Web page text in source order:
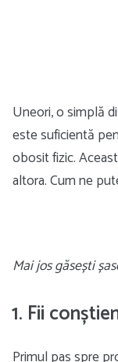
Uneori, o simplă
este suficientă
obosit fizic.
altora. Cum ne
Mai jos găsești
1. Fii